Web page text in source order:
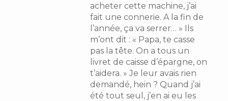
acheter cette machine, j’ai
fait une connerie. A la fin de
l’année, ça va serrer… » Ils
m’ont dit : « Papa, te casse
pas la tête. On a tous un
livret de caisse d’épargne, on
t’aidera. » Je leur avais rien
demandé, hein ? Quand j’ai
été tout seul, j’en ai eu les